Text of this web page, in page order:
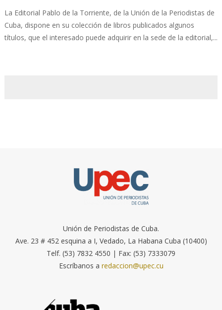
La Editorial Pablo de la Torriente, de la Unión de la Periodistas de
Cuba, dispone en su colección de libros publicados algunos
títulos, que el interesado puede adquirir en la sede de la editorial,...
Unión de Periodistas de Cuba.
Ave. 23 # 452 esquina a I, Vedado, La Habana Cuba (10400)
Telf. (53) 7832 4550 | Fax: (53) 7333079
Escríbanos a redaccion@upec.cu